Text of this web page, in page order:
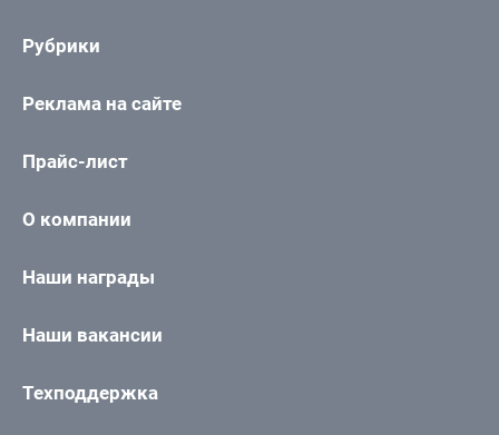
Рубрики
Реклама на сайте
Прайс-лист
О компании
Наши награды
Наши вакансии
Техподдержка